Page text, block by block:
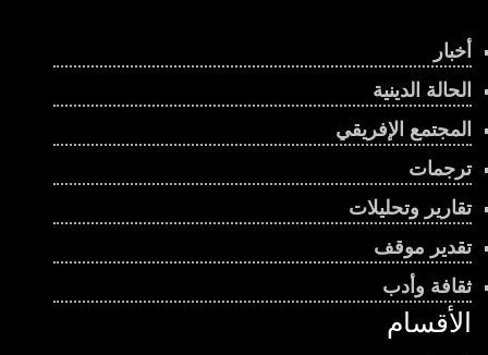
أخبار
الحالة الدينية
المجتمع الإفريقي
ترجمات
تقارير وتحليلات
تقدير موقف
ثقافة وأدب
الأقسام